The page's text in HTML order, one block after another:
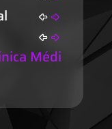
Médi